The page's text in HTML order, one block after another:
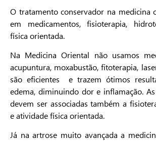
O tratamento conservador na medicina
em medicamentos, fisioterapia,
física orientada.
Na Medicina Oriental não usamos
acupuntura, moxabustão, fitoterapia,
são eficientes e trazem ótimos
edema, diminuindo dor e inflamação.
devem ser associadas também a
e atividade física orientada.
Já na artrose muito avançada a